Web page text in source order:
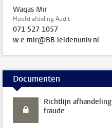
Waqas Mir
Hoofd afdeling Audit
071 527 1057
w.e.mir@BB.leidenuniv.nl
Documenten
Richtlijn afhandeling
fraude